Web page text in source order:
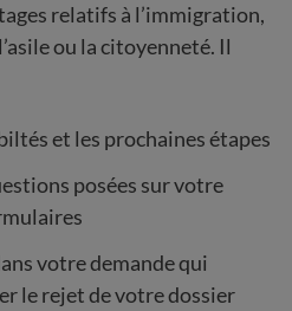
relatifs à l’immigration,
ou la citoyenneté. Il
et les prochaines étapes
posées sur votre
votre demande qui
le rejet de votre dossier